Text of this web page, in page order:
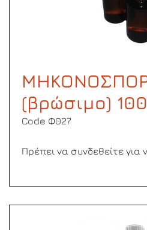
(βρώσιμο)
Code Φ027
Πρέπει να συνδεθείτε για